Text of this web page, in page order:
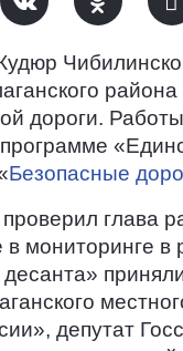
дороги.
Безопасные
глава
в мониторинге в
депутат